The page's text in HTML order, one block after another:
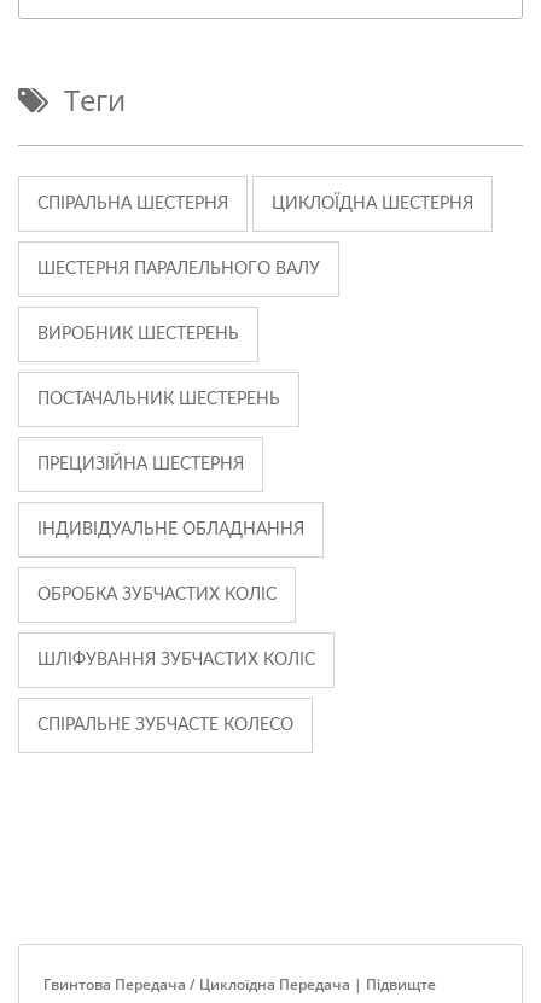
Теги
СПІРАЛЬНА ШЕСТЕРНЯ ЦИКЛОЇДНА ШЕСТЕРНЯ
ШЕСТЕРНЯ ПАРАЛЕЛЬНОГО ВАЛУ
ВИРОБНИК ШЕСТЕРЕНЬ
ПОСТАЧАЛЬНИК ШЕСТЕРЕНЬ
ПРЕЦИЗІЙНА ШЕСТЕРНЯ
ІНДИВІДУАЛЬНЕ ОБЛАДНАННЯ
ОБРОБКА ЗУБЧАСТИХ КОЛІС
ШЛІФУВАННЯ ЗУБЧАСТИХ КОЛІС
СПІРАЛЬНЕ ЗУБЧАСТЕ КОЛЕСО
Гвинтова Передача / Циклоїдна Передача | Підвищте